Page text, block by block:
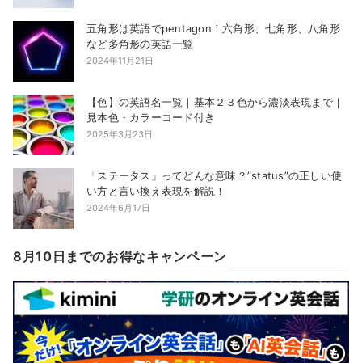
五角形は英語でpentagon！六角形、七角形、八角形
など多角形の英語一覧
2024年11月21日
【色】の英語名一覧｜基本２３色から濃淡表現まで｜
見本色・カラーコード付き
2025年3月23日
「ステータス」ってどんな意味？”status”の正しい使
い方と言い換え表現を解説！
2024年6月17日
8月10日までのお得なキャンペーン